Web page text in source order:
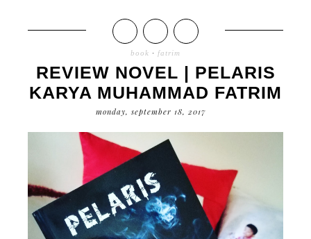
book · fatrim
REVIEW NOVEL | PELARIS
KARYA MUHAMMAD FATRIM
monday, september 18, 2017